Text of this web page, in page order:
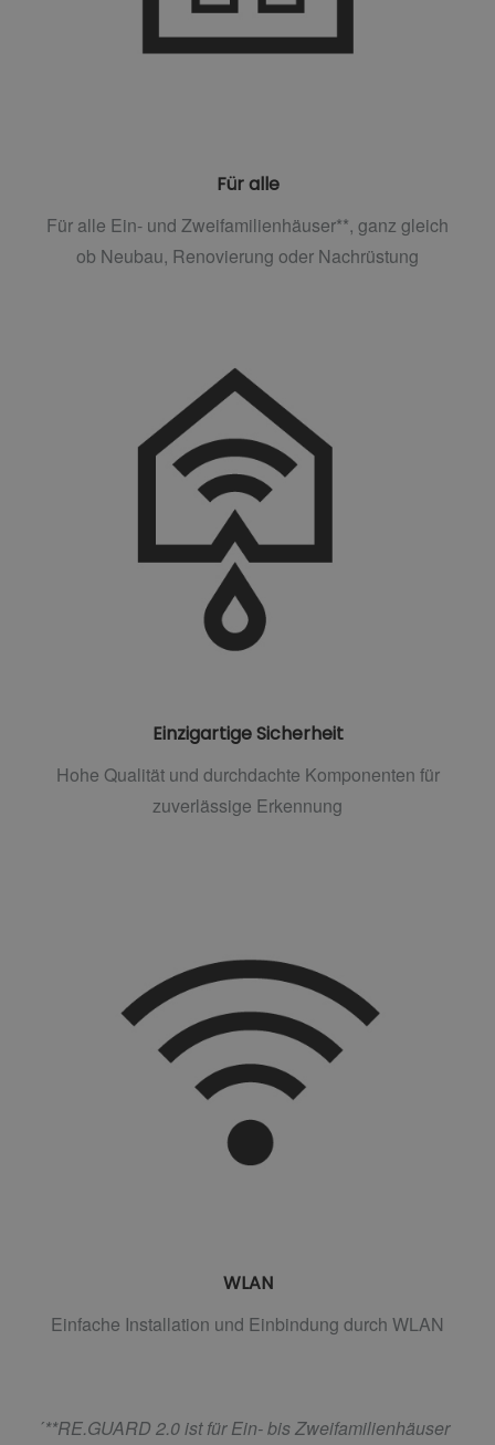
Für alle
Für alle Ein- und Zweifamilienhäuser**, ganz gleich
ob Neubau, Renovierung oder Nachrüstung
Einzigartige Sicherheit
Hohe Qualität und durchdachte Komponenten für
zuverlässige Erkennung
WLAN
Einfache Installation und Einbindung durch WLAN
´**RE.GUARD 2.0 ist für Ein- bis Zweifamilienhäuser